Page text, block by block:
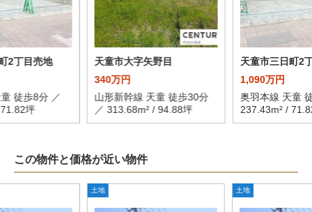
2丁目売地
徒歩8分 ／
坪
天童市大字矢野目
340万円
山形新幹線 天童 徒歩30分
／ 313.68m² / 94.88坪
天童市三日町2
1,090万円
奥羽本線 天童
237.43m² /
この物件と価格が近い物件
土地 土地